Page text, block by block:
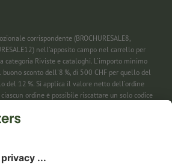
corrispondente (BROCHURESALE8,
nell'apposito campo nel carrello per
categoria Riviste e cataloghi. L'importo minimo
sconto dell'8 %, di 500 CHF per quello del
del 12 %. Si applica il valore netto dell'ordine
ordine è possibile riscattare un solo codice
La promozione è valida fino al 31/08/2026
Pagamento in contanti non previsto. Non